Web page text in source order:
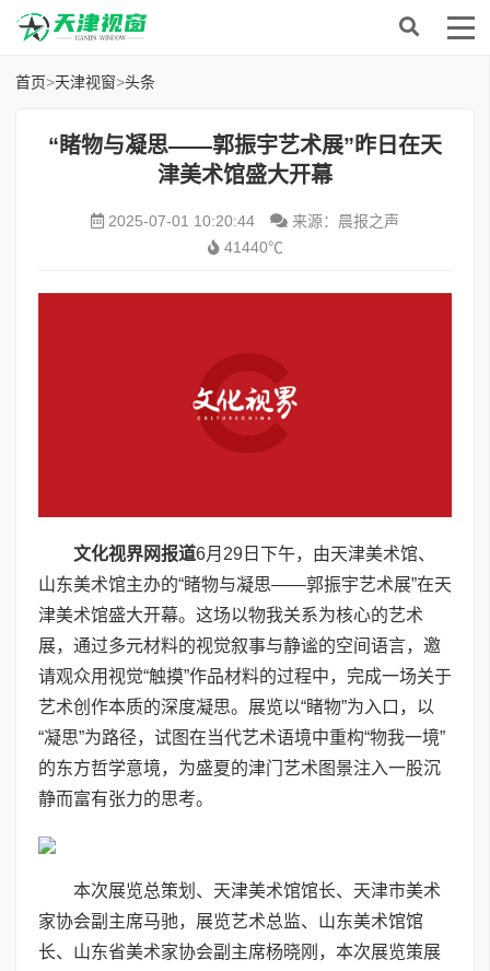
首页>天津视窗>头条
“睹物与凝思——郭振宇艺术展”昨日在天
津美术馆盛大开幕
2025-07-01 10:20:44
来源：晨报之声
41440℃
文化视界网报道6月29日下午，由天津美术馆、
山东美术馆主办的“睹物与凝思——郭振宇艺术展”在天
津美术馆盛大开幕。这场以物我关系为核心的艺术
展，通过多元材料的视觉叙事与静谧的空间语言，邀
请观众用视觉“触摸”作品材料的过程中，完成一场关于
艺术创作本质的深度凝思。展览以“睹物”为入口，以
“凝思”为路径，试图在当代艺术语境中重构“物我一境”
的东方哲学意境，为盛夏的津门艺术图景注入一股沉
静而富有张力的思考。
本次展览总策划、天津美术馆馆长、天津市美术
家协会副主席马驰，展览艺术总监、山东美术馆馆
长、山东省美术家协会副主席杨晓刚，本次展览策展